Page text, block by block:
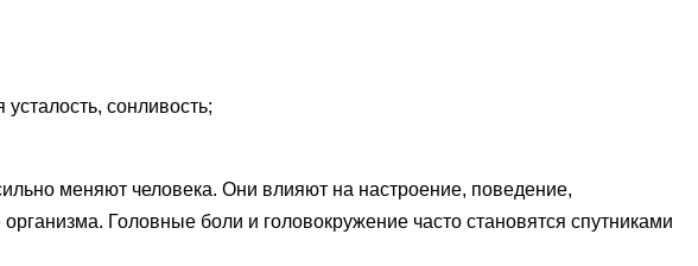
сонливость;
меняют человека. Они влияют на настроение, поведение,
Головные боли и головокружение часто становятся спутниками